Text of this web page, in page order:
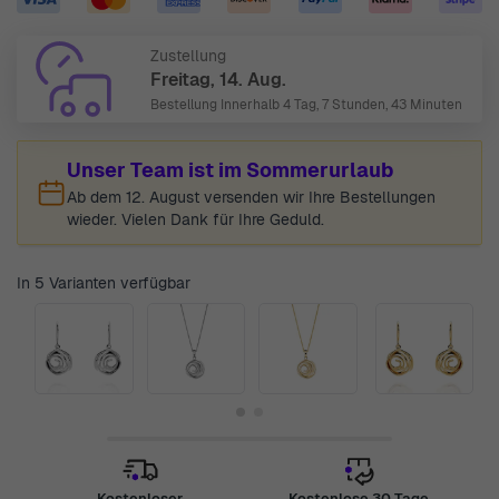
Zustellung
Freitag, 14. Aug.
Bestellung Innerhalb4 Tag, 7 Stunden, 43 Minuten
Unser Team ist im Sommerurlaub
Ab dem 12. August versenden wir Ihre Bestellungen
wieder. Vielen Dank für Ihre Geduld.
In 5 Varianten verfügbar